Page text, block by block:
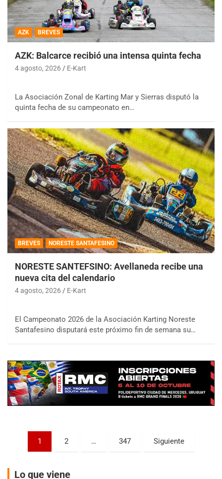
AZK BREVES
AZK: Balcarce recibió una intensa quinta fecha
4 agosto, 2026 E-Kart
La Asociación Zonal de Karting Mar y Sierras disputó la
quinta fecha de su campeonato en…
BREVES NORESTE SANTAFESINO
NORESTE SANTEFSINO: Avellaneda recibe una
nueva cita del calendario
4 agosto, 2026 E-Kart
El Campeonato 2026 de la Asociación Karting Noreste
Santafesino disputará este próximo fin de semana su…
Paginación
entradas
1 2 … 347 Siguiente
Lo que viene
15/16/17-AGO
Ciudad de Zárate (Asfalto)
Zárate (Buenos Aires)
PROKART METROPOLITANO - F1
Rubén Luis Di Palma (Asfalto)
Kartódromo AKPS (Asfalto)
Comodoro Rivadavia (Chubut)
CORDOBES ASFALTO - F7